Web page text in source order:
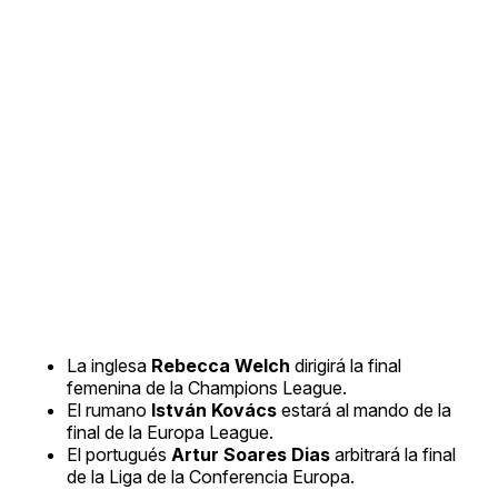
La inglesa Rebecca Welch dirigirá la final
femenina de la Champions League.
El rumano István Kovács estará al mando de la
final de la Europa League.
El portugués Artur Soares Dias arbitrará la final
de la Liga de la Conferencia Europa.